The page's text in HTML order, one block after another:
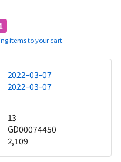
items to your cart.
2022-03-07
2022-03-07
13
GD00074450
2,109